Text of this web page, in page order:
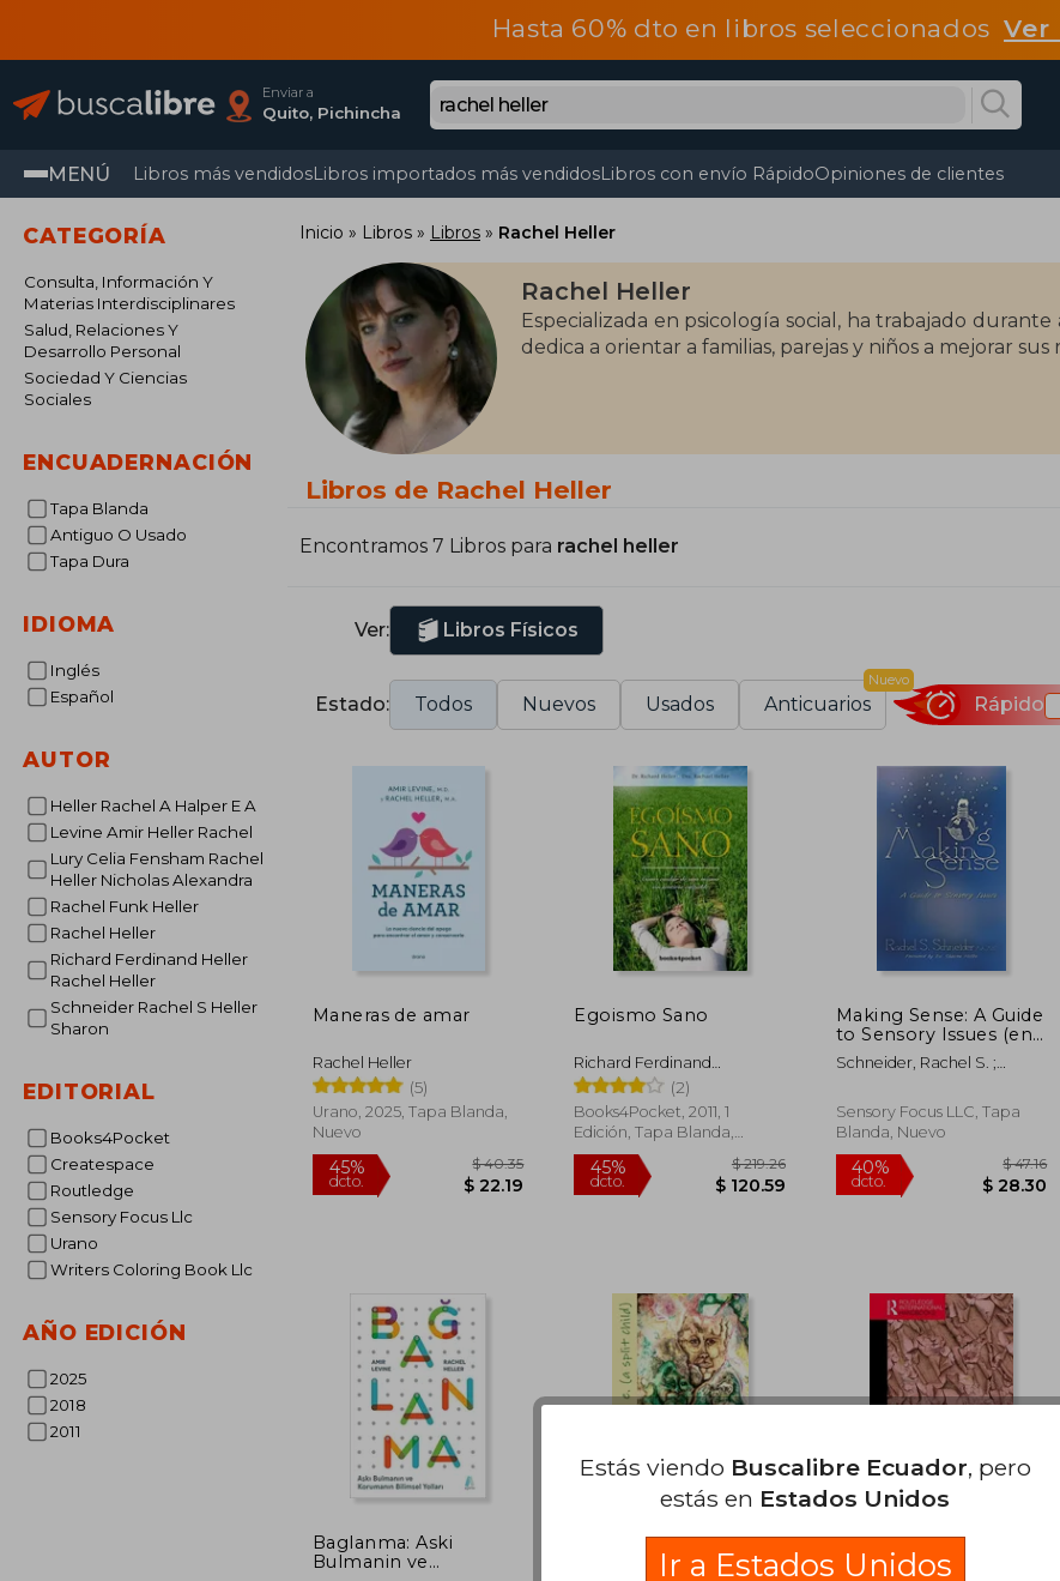
Hasta 60% dto en libros seleccionadosVer
Enviar a
Quito, Pichincha
MENÚ Libros más vendidosLibros importados más vendidosLibros con envío RápidoOpiniones de clientes
CATEGORÍA
Consulta, Información Y
Materias Interdisciplinares
Salud, Relaciones Y
Desarrollo Personal
Sociedad Y Ciencias
Sociales
ENCUADERNACIÓN
Tapa Blanda
Antiguo O Usado
Tapa Dura
IDIOMA
Inglés
Español
AUTOR
Heller Rachel A Halper E A
Levine Amir Heller Rachel
Lury Celia Fensham Rachel
Heller Nicholas Alexandra
Rachel Funk Heller
Rachel Heller
Richard Ferdinand Heller
Rachel Heller
Schneider Rachel S Heller
Sharon
EDITORIAL
Books4Pocket
Createspace
Routledge
Sensory Focus Llc
Urano
Writers Coloring Book Llc
AÑO EDICIÓN
2025
2018
2011
Inicio Libros Libros Rachel Heller
Rachel Heller
Especializada en psicología social, ha trabajado
dedica a orientar a familias, parejas y niños a mejorar sus
Libros de Rachel Heller
Encontramos 7 Libros para rachel heller
Ver: Libros Físicos
Estado: Todos Nuevos Usados Anticuarios
Nuevo
Rápido
Maneras de amar
Rachel Heller
(5)
Urano, 2025, Tapa Blanda,
Nuevo
dcto.
Egoismo Sano
Richard Ferdinand
Heller,Rachel Heller
(2)
Books4Pocket, 2011, 1
Edición, Tapa Blanda,
Usado
45%
dcto.
$ 219.26
$ 120.59
Making Sense: A Guide
to Sensory Issues (en
Inglés)
Schneider, Rachel S. ;
Sensory Focus LLC, Tapa
Blanda, Nuevo
40%
dcto.
Baglanma: Aski
Bulmanin ve
e. (a split child):
penned in 2016 (en
Routledge Handbook
of Interdisciplinary
Estás viendo Buscalibre Ecuador, pero
estás en Estados Unidos
Ir a Estados Unidos